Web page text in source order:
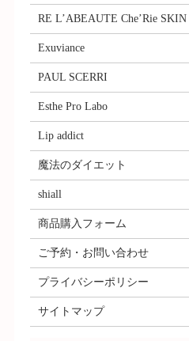
RE L’ABEAUTE Che’Rie SKIN
Exuviance
PAUL SCERRI
Esthe Pro Labo
Lip addict
魔法のダイエット
shiall
商品購入フォーム
ご予約・お問い合わせ
プライバシーポリシー
サイトマップ